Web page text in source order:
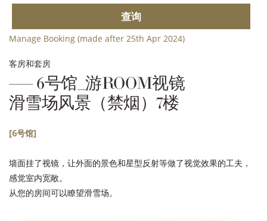
查询
Manage Booking (made after 25th Apr 2024)
客房和套房
6号馆_游ROOM视镜
滑雪场风景（禁烟）7楼
[6号馆]
墙面挂了视镜，让外面的景色和星型反射等做了视觉效果的工夫，
感觉室内宽敞。
从您的房间可以瞭望滑雪场。